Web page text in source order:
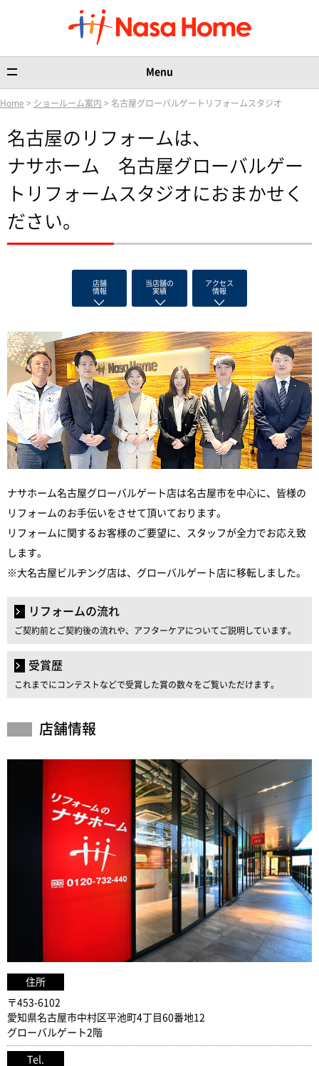
Menu
Home > ショールーム案内 > 名古屋グローバルゲートリフォームスタジオ
名古屋のリフォームは、
ナサホーム 名古屋グローバルゲー
トリフォームスタジオにおまかせく
ださい。
店舗
情報
当店舗の
実績
アクセス
情報
ナサホーム名古屋グローバルゲート店は名古屋市を中心に、皆様の
リフォームのお手伝いをさせて頂いております。
リフォームに関するお客様のご要望に、スタッフが全力でお応え致
します。
※大名古屋ビルヂング店は、グローバルゲート店に移転しました。
リフォームの流れ
ご契約前とご契約後の流れや、アフターケアについてご説明しています。
受賞歴
これまでにコンテストなどで受賞した賞の数々をご覧いただけます。
店舗情報
住所
〒453-6102
愛知県名古屋市中村区平池町4丁目60番地12
グローバルゲート2階
Tel.